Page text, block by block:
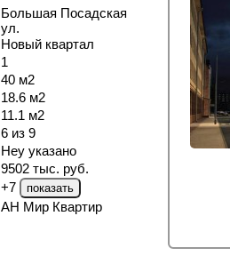
Большая Посадская
ул.
Новый квартал
1
40 м2
18.6 м2
11.1 м2
6 из 9
Неу указано
9502 тыс. руб.
+7
АН Мир Квартир